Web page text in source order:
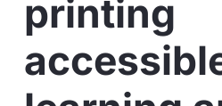
printing